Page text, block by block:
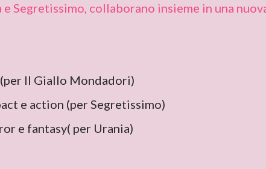
Segretissimo, collaborano insieme in una
Il Giallo Mondadori)
e action (per Segretissimo)
e fantasy( per Urania)